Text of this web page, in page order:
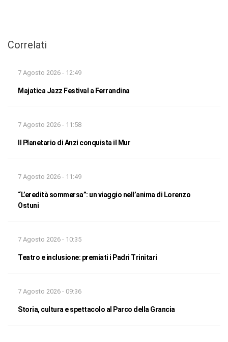
Correlati
7 Agosto 2026 - 12:49
Majatica Jazz Festival a Ferrandina
7 Agosto 2026 - 11:58
Il Planetario di Anzi conquista il Mur
7 Agosto 2026 - 11:49
“L’eredità sommersa”: un viaggio nell’anima di Lorenzo
Ostuni
7 Agosto 2026 - 10:35
Teatro e inclusione: premiati i Padri Trinitari
7 Agosto 2026 - 09:36
Storia, cultura e spettacolo al Parco della Grancia